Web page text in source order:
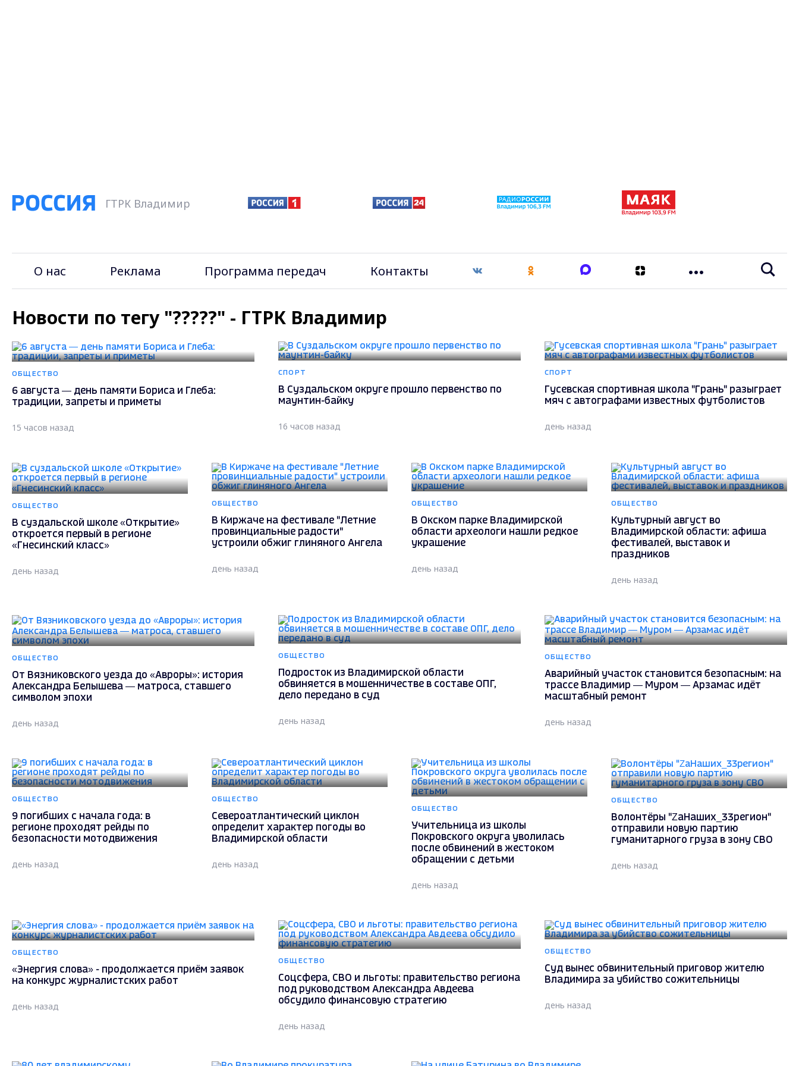
ГТРК Владимир
О нас Реклама Программа передач Контакты
Новости по тегу "?????" - ГТРК Владимир
ОБЩЕСТВО
6 августа — день памяти Бориса и Глеба:
традиции, запреты и приметы
15 часов назад
СПОРТ
В Суздальском округе прошло первенство по
маунтин-байку
16 часов назад
СПОРТ
Гусевская спортивная школа "Грань" разыграет
мяч с автографами известных футболистов
день назад
ОБЩЕСТВО
В суздальской школе «Открытие»
откроется первый в регионе
«Гнесинский класс»
день назад
ОБЩЕСТВО
В Киржаче на фестивале "Летние
провинциальные радости"
устроили обжиг глиняного Ангела
день назад
ОБЩЕСТВО
В Окском парке Владимирской
области археологи нашли редкое
украшение
день назад
ОБЩЕСТВО
Культурный август во
Владимирской области: афиша
фестивалей, выставок и
праздников
день назад
ОБЩЕСТВО
От Вязниковского уезда до «Авроры»: история
Александра Белышева — матроса, ставшего
символом эпохи
день назад
ОБЩЕСТВО
Подросток из Владимирской области
обвиняется в мошенничестве в составе ОПГ,
дело передано в суд
день назад
ОБЩЕСТВО
Аварийный участок становится безопасным: на
трассе Владимир — Муром — Арзамас идёт
масштабный ремонт
день назад
ОБЩЕСТВО
9 погибших с начала года: в
регионе проходят рейды по
безопасности мотодвижения
день назад
ОБЩЕСТВО
Североатлантический циклон
определит характер погоды во
Владимирской области
день назад
ОБЩЕСТВО
Учительница из школы
Покровского округа уволилась
после обвинений в жестоком
обращении с детьми
день назад
ОБЩЕСТВО
Волонтёры "ZаНаших_33регион"
отправили новую партию
гуманитарного груза в зону СВО
день назад
ОБЩЕСТВО
«Энергия слова» - продолжается приём заявок
на конкурс журналистских работ
день назад
ОБЩЕСТВО
Соцсфера, СВО и льготы: правительство региона
под руководством Александра Авдеева
обсудило финансовую стратегию
день назад
ОБЩЕСТВО
Суд вынес обвинительный приговор жителю
Владимира за убийство сожительницы
день назад